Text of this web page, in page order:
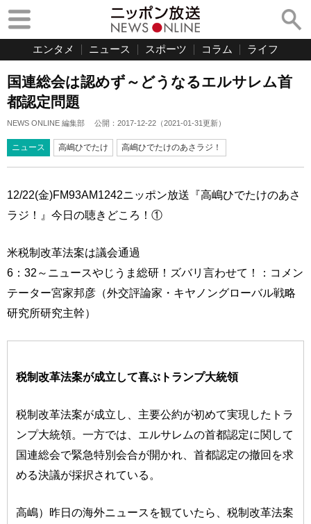
エンタメ ニュース スポーツ コラム ライフ
国連総会は認めず～どうなるエルサレム首
都認定問題
NEWS ONLINE 編集部 公開： 2017-12-22 （2021-01-31更新）
ニュース 高嶋ひでたけ 高嶋ひでたけのあさラジ！
12/22(金)FM93AM1242ニッポン放送『高嶋ひでたけのあさ
ラジ！』今日の聴きどころ！①
米税制改革法案は議会通過
6：32～ニュースやじうま総研！ズバリ言わせて！：コメン
テーター宮家邦彦（外交評論家・キヤノングローバル戦略
研究所研究主幹）
税制改革法案が成立して喜ぶトランプ大統領
税制改革法案が成立し、主要公約が初めて実現したトラ
ンプ大統領。一方では、エルサレムの首都認定に関して
国連総会で緊急特別会合が開かれ、首都認定の撤回を求
める決議が採択されている。
高嶋）昨日の海外ニュースを観ていたら、税制改革法案